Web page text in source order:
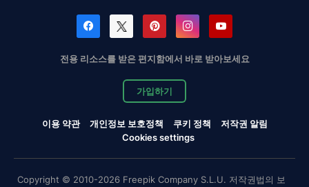
전용 리소스를 받은 편지함에서 바로 받아보세요
가입하기
이용 약관 개인정보 보호정책 쿠키 정책
저작권 알림
Cookies settings
Copyright © 2010-2026 Freepik Company S.L.U. 저작권법의 보